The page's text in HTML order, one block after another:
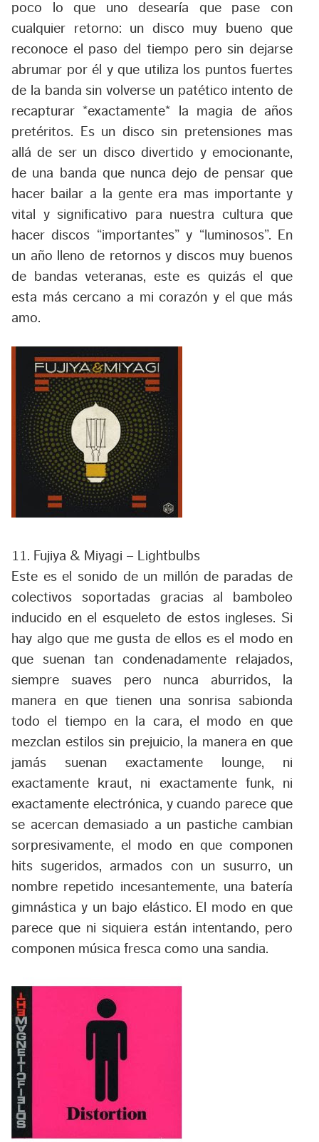
poco lo que uno desearía que pase con
cualquier retorno: un disco muy bueno que
reconoce el paso del tiempo pero sin dejarse
abrumar por él y que utiliza los puntos fuertes
de la banda sin volverse un patético intento de
recapturar *exactamente* la magia de años
pretéritos. Es un disco sin pretensiones mas
allá de ser un disco divertido y emocionante,
de una banda que nunca dejo de pensar que
hacer bailar a la gente era mas importante y
vital y significativo para nuestra cultura que
hacer discos “importantes” y “luminosos”. En
un año lleno de retornos y discos muy buenos
de bandas veteranas, este es quizás el que
esta más cercano a mi corazón y el que más
amo.
11. Fujiya & Miyagi – Lightbulbs
Este es el sonido de un millón de paradas de
colectivos soportadas gracias al bamboleo
inducido en el esqueleto de estos ingleses. Si
hay algo que me gusta de ellos es el modo en
que suenan tan condenadamente relajados,
siempre suaves pero nunca aburridos, la
manera en que tienen una sonrisa sabionda
todo el tiempo en la cara, el modo en que
mezclan estilos sin prejuicio, la manera en que
jamás suenan exactamente lounge, ni
exactamente kraut, ni exactamente funk, ni
exactamente electrónica, y cuando parece que
se acercan demasiado a un pastiche cambian
sorpresivamente, el modo en que componen
hits sugeridos, armados con un susurro, un
nombre repetido incesantemente, una batería
gimnástica y un bajo elástico. El modo en que
parece que ni siquiera están intentando, pero
componen música fresca como una sandia.